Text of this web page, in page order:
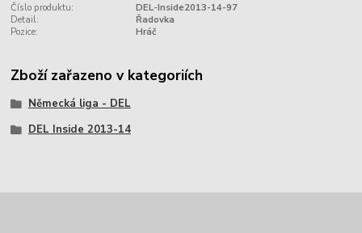
Číslo produktu:
DEL-Inside2013-14-97
Detail:
Řadovka
Pozice:
Hráč
Zboží zařazeno v kategoriích
Německá liga - DEL
DEL Inside 2013-14